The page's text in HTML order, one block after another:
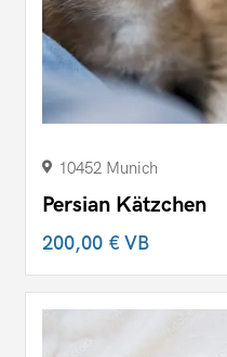
10452 Munich
Persian Kätzchen
200,00 €VB